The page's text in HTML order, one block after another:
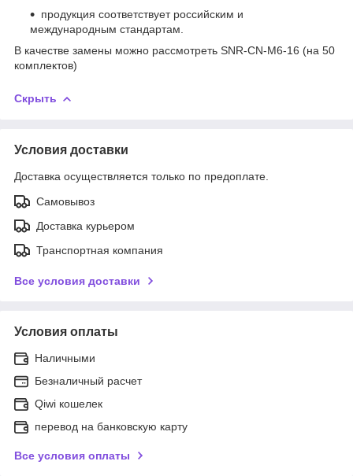
продукция соответствует российским и
международным стандартам.
В качестве замены можно рассмотреть SNR-CN-M6-16 (на 50
комплектов)
Скрыть
Условия доставки
Доставка осуществляется только по предоплате.
Самовывоз
Доставка курьером
Транспортная компания
Все условия доставки
Условия оплаты
Наличными
Безналичный расчет
Qiwi кошелек
перевод на банковскую карту
Все условия оплаты